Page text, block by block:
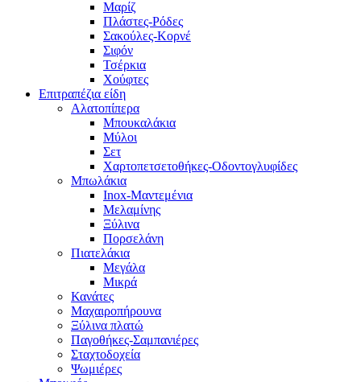
Μαρίζ
Πλάστες-Ρόδες
Σακούλες-Κορνέ
Σιφόν
Τσέρκια
Χούφτες
Επιτραπέζια είδη
Αλατοπίπερα
Μπουκαλάκια
Μύλοι
Σετ
Χαρτοπετσετοθήκες-Οδοντογλυφίδες
Μπωλάκια
Inox-Μαντεμένια
Μελαμίνης
Ξύλινα
Πορσελάνη
Πιατελάκια
Μεγάλα
Μικρά
Κανάτες
Μαχαιροπήρουνα
Ξύλινα πλατώ
Παγοθήκες-Σαμπανιέρες
Σταχτοδοχεία
Ψωμιέρες